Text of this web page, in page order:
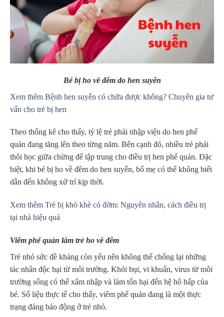
Bé bị ho về đêm do hen suyễn
Xem thêm Bệnh hen suyễn có chữa được không? Chuyên gia tư
vấn cho trẻ bị hen
Theo thống kê cho thấy, tỷ lệ trẻ phải nhập viện do hen phế
quản đang tăng lên theo từng năm. Bên cạnh đó, nhiều trẻ phải
thôi học giữa chừng để tập trung cho điều trị hen phế quản. Đặc
biệt, khi bé bị ho về đêm do hen suyễn, bố mẹ có thể không biết
dẫn đến không xử trí kịp thời.
Xem thêm Trẻ bị khò khè có đờm: Nguyên nhân, cách điều trị
tại nhà hiệu quả
Viêm phế quản làm trẻ ho về đêm
Trẻ nhỏ sức đề kháng còn yếu nên không thể chống lại những
tác nhân độc hại từ môi trường. Khói bụi, vi khuẩn, virus từ môi
trường sống có thể xâm nhập và làm tổn hại đến hệ hô hấp của
bé. Số liệu thực tế cho thấy, viêm phế quản đang là một thực
trạng đáng báo động ở trẻ nhỏ.